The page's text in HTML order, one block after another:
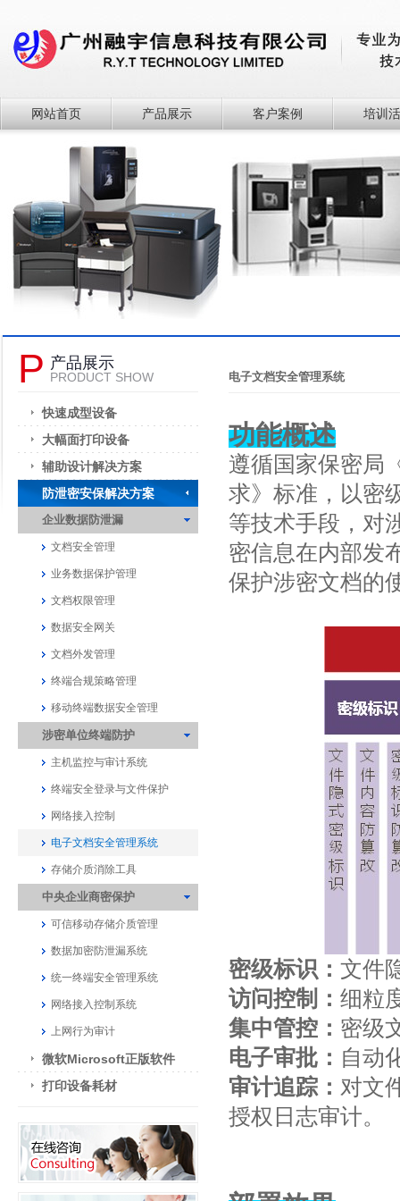
网站首页 产品展示 客户案例 培训
产品展示
P PRODUCT SHOW
快速成型设备
大幅面打印设备
辅助设计解决方案
防泄密安保解决方案
企业数据防泄漏
文档安全管理
业务数据保护管理
文档权限管理
数据安全网关
文档外发管理
终端合规策略管理
移动终端数据安全管理
涉密单位终端防护
主机监控与审计系统
终端安全登录与文件保护
网络接入控制
电子文档安全管理系统
存储介质消除工具
中央企业商密保护
可信移动存储介质管理
数据加密防泄漏系统
统一终端安全管理系统
网络接入控制系统
上网行为审计
微软Microsoft正版软件
打印设备耗材
电子文档安全管理系统
功能概述
遵循国家保密局
求》标准，以密
等技术手段，对
密信息在内部发
保护涉密文档的
密级标识： 文件
访问控制： 细粒
集中管控： 密级
电子审批： 自动
审计追踪： 对文
授权日志审计。